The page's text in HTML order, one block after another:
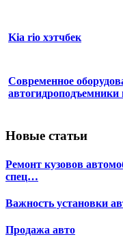
Kia rio хэтчбек
Современное
Новые статьи
Ремонт кузовов
спец…
Важность установки
Продажа авто